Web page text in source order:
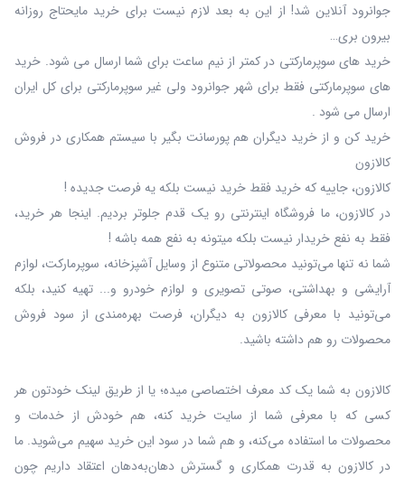
جوانرود آنلاین شد! از این به بعد لازم نیست برای خرید مایحتاج روزانه
بیرون بری…
خرید های سوپرمارکتی در کمتر از نیم ساعت برای شما ارسال می شود. خرید
های سوپرمارکتی فقط برای شهر جوانرود ولی غیر سوپرمارکتی برای کل ایران
ارسال می شود .
خرید کن و از خرید دیگران هم پورسانت بگیر با سیستم همکاری در فروش
کالازون
کالازون، جاییه که خرید فقط خرید نیست بلکه یه فرصت جدیده !
در کالازون، ما فروشگاه اینترنتی رو یک قدم جلوتر بردیم. اینجا هر خرید،
فقط به نفع خریدار نیست بلکه میتونه به نفع همه باشه !
شما نه‌ تنها می‌تونید محصولاتی متنوع از وسایل آشپزخانه، سوپرمارکت، لوازم
آرایشی و بهداشتی، صوتی تصویری و لوازم خودرو و... تهیه کنید، بلکه
می‌تونید با معرفی کالازون به دیگران، فرصت بهره‌مندی از سود فروش
محصولات رو هم داشته باشید.
کالازون به شما یک کد معرف اختصاصی میده؛ یا از طریق لینک خودتون هر
کسی که با معرفی شما از سایت خرید کنه، هم خودش از خدمات و
محصولات ما استفاده می‌کنه، و هم شما در سود این خرید سهیم می‌شوید. ما
در کالازون به قدرت همکاری و گسترش دهان‌به‌دهان اعتقاد داریم چون